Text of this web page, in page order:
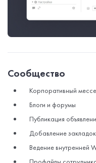
Сообщество
Корпоративный
Блоги и форумы
Публикация
Добавление закладок
Ведение внутренней